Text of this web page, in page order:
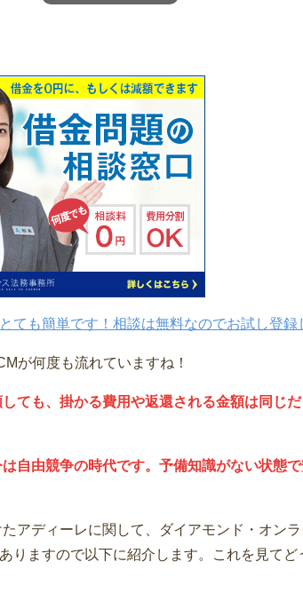
ても簡単です！相談は無料なのでお試し登録
が何度も流れていますね！
ても、掛かる費用や返還される金額は同じ
自由競争の時代です。予備知識がない状態
アディーレに関して、ダイアモンド・オン
りますので以下に紹介します。これを見てど